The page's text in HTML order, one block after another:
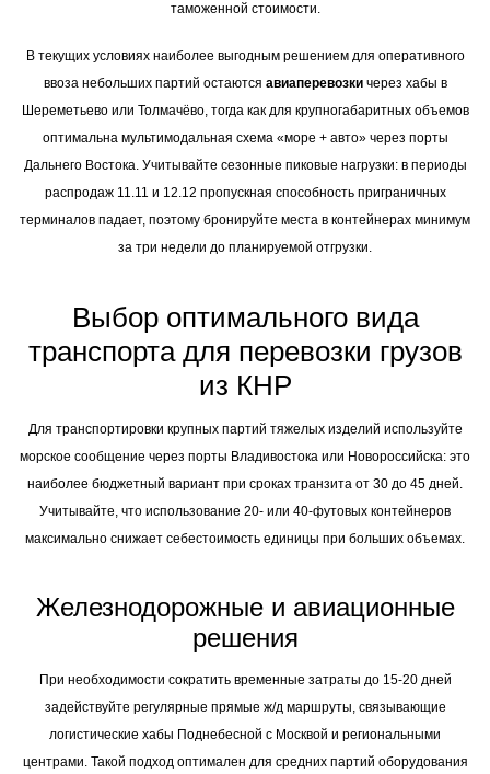
таможенной стоимости.
В текущих условиях наиболее выгодным решением для оперативного
ввоза небольших партий остаются авиаперевозкичерез хабы в
Шереметьево или Толмачёво, тогда как для крупногабаритных объемов
оптимальна мультимодальная схема «море + авто» через порты
Дальнего Востока. Учитывайте сезонные пиковые нагрузки: в периоды
распродаж 11.11 и 12.12 пропускная способность приграничных
терминалов падает, поэтому бронируйте места в контейнерах минимум
за три недели до планируемой отгрузки.
Выбор оптимального вида
транспорта для перевозки грузов
из КНР
Для транспортировки крупных партий тяжелых изделий используйте
морское сообщение через порты Владивостока или Новороссийска: это
наиболее бюджетный вариант при сроках транзита от 30 до 45 дней.
Учитывайте, что использование 20- или 40-футовых контейнеров
максимально снижает себестоимость единицы при больших объемах.
Железнодорожные и авиационные
решения
При необходимости сократить временные затраты до 15-20 дней
задействуйте регулярные прямые ж/д маршруты, связывающие
логистические хабы Поднебесной с Москвой и региональными
центрами. Такой подход оптимален для средних партий оборудования